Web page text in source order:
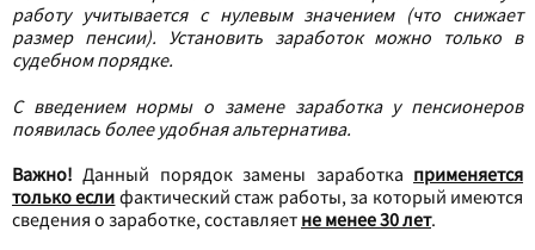
работу учитывается с нулевым значением (что снижает
размер пенсии). Установить заработок можно только в
судебном порядке.
С введением нормы о замене заработка у пенсионеров
появилась более удобная альтернатива.
Важно! Данный порядок замены заработка применяется
только если фактический стаж работы, за который имеются
сведения о заработке, составляет не менее 30 лет.